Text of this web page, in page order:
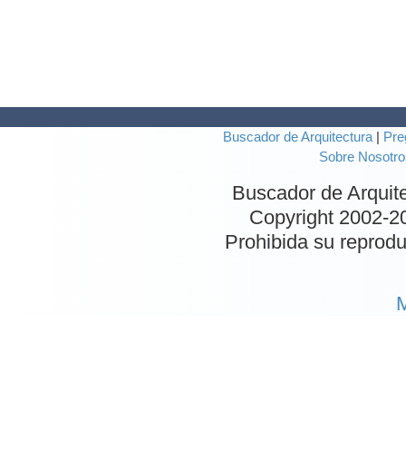
Buscador de Arquitectura
Sobre
Buscador de
Copyright 2002-
Prohibida su